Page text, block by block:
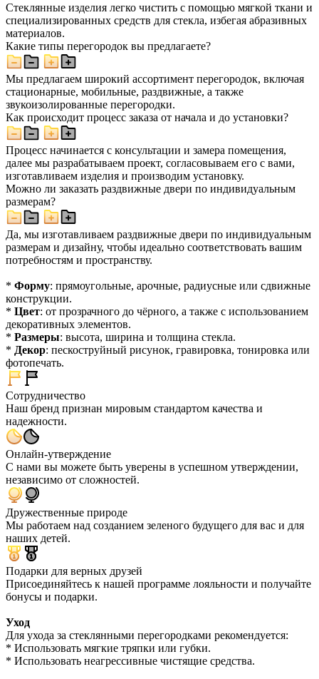
Стеклянные изделия легко чистить с помощью мягкой ткани и
специализированных средств для стекла, избегая абразивных
материалов.
Какие типы перегородок вы предлагаете?
Мы предлагаем широкий ассортимент перегородок, включая
стационарные, мобильные, раздвижные, а также
звукоизолированные перегородки.
Как происходит процесс заказа от начала и до установки?
Процесс начинается с консультации и замера помещения,
далее мы разрабатываем проект, согласовываем его с вами,
изготавливаем изделия и производим установку.
Можно ли заказать раздвижные двери по индивидуальным
размерам?
Да, мы изготавливаем раздвижные двери по индивидуальным
размерам и дизайну, чтобы идеально соответствовать вашим
потребностям и пространству.
* Форму: прямоугольные, арочные, радиусные или сдвижные
конструкции.
* Цвет: от прозрачного до чёрного, а также с использованием
декоративных элементов.
* Размеры: высота, ширина и толщина стекла.
* Декор: пескоструйный рисунок, гравировка, тонировка или
фотопечать.
Сотрудничество
Наш бренд признан мировым стандартом качества и
надежности.
Онлайн-утверждение
С нами вы можете быть уверены в успешном утверждении,
независимо от сложностей.
Дружественные природе
Мы работаем над созданием зеленого будущего для вас и для
наших детей.
Подарки для верных друзей
Присоединяйтесь к нашей программе лояльности и получайте
бонусы и подарки.
Уход
Для ухода за стеклянными перегородками рекомендуется:
* Использовать мягкие тряпки или губки.
* Использовать неагрессивные чистящие средства.